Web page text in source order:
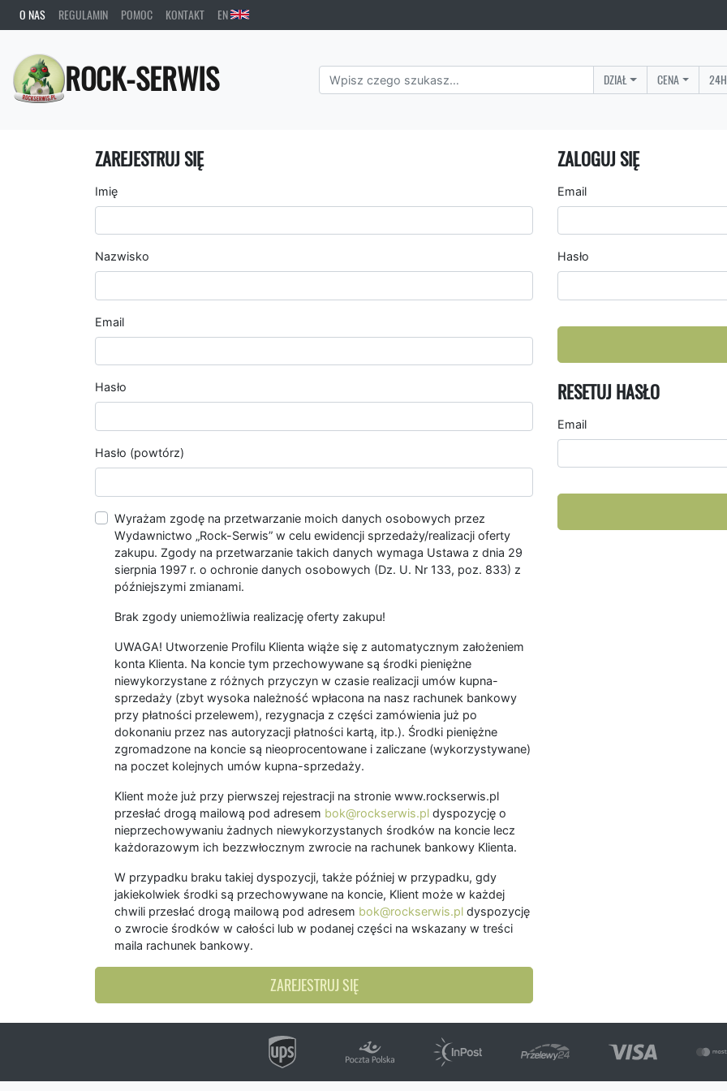
O NAS REGULAMIN POMOC KONTAKT EN
ROCK-SERWIS DZIAŁ CENA
ZAREJESTRUJ SIĘ
Imię
Nazwisko
Email
Hasło
Hasło (powtórz)
Wyrażam zgodę na przetwarzanie moich danych osobowych przez
Wydawnictwo „Rock-Serwis” w celu ewidencji sprzedaży/realizacji oferty
zakupu. Zgody na przetwarzanie takich danych wymaga Ustawa z dnia 29
sierpnia 1997 r. o ochronie danych osobowych (Dz. U. Nr 133, poz. 833) z
późniejszymi zmianami.
Brak zgody uniemożliwia realizację oferty zakupu!
UWAGA! Utworzenie Profilu Klienta wiąże się z automatycznym założeniem
konta Klienta. Na koncie tym przechowywane są środki pieniężne
niewykorzystane z różnych przyczyn w czasie realizacji umów kupna-
sprzedaży (zbyt wysoka należność wpłacona na nasz rachunek bankowy
przy płatności przelewem), rezygnacja z części zamówienia już po
dokonaniu przez nas autoryzacji płatności kartą, itp.). Środki pieniężne
zgromadzone na koncie są nieoprocentowane i zaliczane (wykorzystywane)
na poczet kolejnych umów kupna-sprzedaży.
Klient może już przy pierwszej rejestracji na stronie www.rockserwis.pl
przesłać drogą mailową pod adresem bok@rockserwis.pl dyspozycję o
nieprzechowywaniu żadnych niewykorzystanych środków na koncie lecz
każdorazowym ich bezzwłocznym zwrocie na rachunek bankowy Klienta.
W przypadku braku takiej dyspozycji, także później w przypadku, gdy
jakiekolwiek środki są przechowywane na koncie, Klient może w każdej
chwili przesłać drogą mailową pod adresem bok@rockserwis.pl dyspozycję
o zwrocie środków w całości lub w podanej części na wskazany w treści
maila rachunek bankowy.
ZAREJESTRUJ SIĘ
ZALOGUJ SIĘ
Email
Hasło
RESETUJ HASŁO
Email